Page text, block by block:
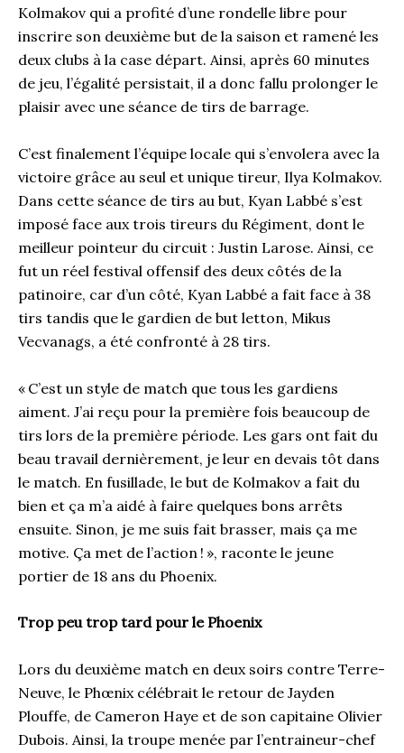
Kolmakov qui a profité d’une rondelle libre pour
inscrire son deuxième but de la saison et ramené les
deux clubs à la case départ. Ainsi, après 60 minutes
de jeu, l’égalité persistait, il a donc fallu prolonger le
plaisir avec une séance de tirs de barrage.
C’est finalement l’équipe locale qui s’envolera avec la
victoire grâce au seul et unique tireur, Ilya Kolmakov.
Dans cette séance de tirs au but, Kyan Labbé s’est
imposé face aux trois tireurs du Régiment, dont le
meilleur pointeur du circuit : Justin Larose. Ainsi, ce
fut un réel festival offensif des deux côtés de la
patinoire, car d’un côté, Kyan Labbé a fait face à 38
tirs tandis que le gardien de but letton, Mikus
Vecvanags, a été confronté à 28 tirs.
« C’est un style de match que tous les gardiens
aiment. J’ai reçu pour la première fois beaucoup de
tirs lors de la première période. Les gars ont fait du
beau travail dernièrement, je leur en devais tôt dans
le match. En fusillade, le but de Kolmakov a fait du
bien et ça m’a aidé à faire quelques bons arrêts
ensuite. Sinon, je me suis fait brasser, mais ça me
motive. Ça met de l’action ! », raconte le jeune
portier de 18 ans du Phoenix.
Trop peu trop tard pour le Phoenix
Lors du deuxième match en deux soirs contre Terre-
Neuve, le Phœnix célébrait le retour de Jayden
Plouffe, de Cameron Haye et de son capitaine Olivier
Dubois. Ainsi, la troupe menée par l’entraineur-chef